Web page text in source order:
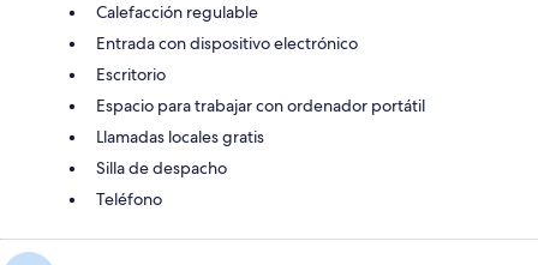
Calefacción regulable
Entrada con dispositivo electrónico
Escritorio
Espacio para trabajar con ordenador portátil
Llamadas locales gratis
Silla de despacho
Teléfono